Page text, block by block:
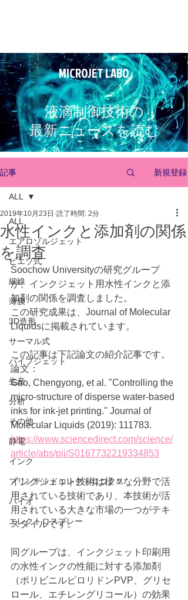
MICROJET LABO
液滴制御技術の
最新ニュースを読む
記事 新規登録
ALL
エアロゾルジェット
ピエゾ式
細線
薄膜
3D造形
サーマル式
パイプジェット
生産
分析
その他
静電
インク
プリンテッドエレクトロニクス
バイオ
エレクトロスプレー
ALL
水性インクと添加剤の関係
を調査
2019年10月23日 読了時間: 2分
Soochow Universityの研究グループ
が、インクジェット用水性インクと添
加剤の関係を調査しました。
この研究成果は、Journal of Molecular
Liquidsに掲載されています。
この記事は下記論文の紹介記事です。
論文：
Gao, Chengyong, et al. "Controlling the
micro-structure of disperse water-based
inks for ink-jet printing." Journal of
Molecular Liquids (2019): 111783.
https://www.sciencedirect.com/science/
article/abs/pii/S0167732219334853
インクジェット技術は様々な分野で活
用されている技術であり、本技術が活
用されている大きな市場の一つがテキ
スタイルです。
同グループは、インクジェット印刷用
の水性インクの性能に対する添加剤
（ポリビニルピロリドンPVP、グリセ
ロール、エチレングリコール）の効果